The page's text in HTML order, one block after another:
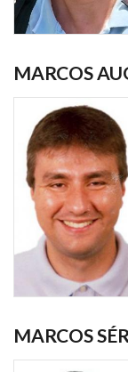
MARCOS
MARCOS